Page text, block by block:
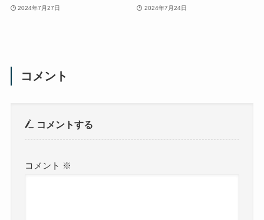
2024年7月27日 2024年7月24日
コメント
コメントする
コメント ※